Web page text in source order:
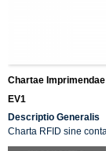
Chartae
EV1
Descriptio Generalis
Charta RFID sine
adhibetur in statione